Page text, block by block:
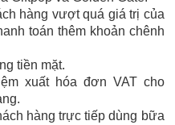
hàng vượt quá giá trị của
toán thêm khoản chênh
tiền mặt.
xuất hóa đơn VAT cho
hàng trực tiếp dùng bữa